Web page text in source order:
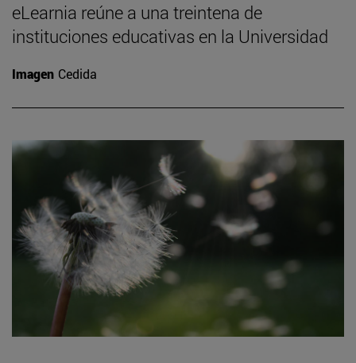
eLearnia reúne a una treintena de
instituciones educativas en la Universidad
Imagen Cedida